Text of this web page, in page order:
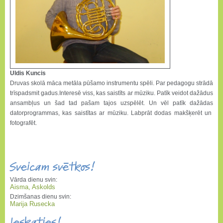
Uldis Kuncis
Druvas skolā māca metāla pūšamo instrumentu spēli. Par pedagogu strādā
trīspadsmit gadus.Interesē viss, kas saistīts ar mūziku. Patīk veidot dažādus
ansambļus un šad tad pašam tajos uzspēlēt. Un vēl patīk dažādas
datorprogrammas, kas saistītas ar mūziku. Labprāt dodas makšķerēt un
fotografēt.
Sveicam svētkos!
Vārda dienu svin:
Aisma, Askolds
Dzimšanas dienu svin:
Marija Rusecka